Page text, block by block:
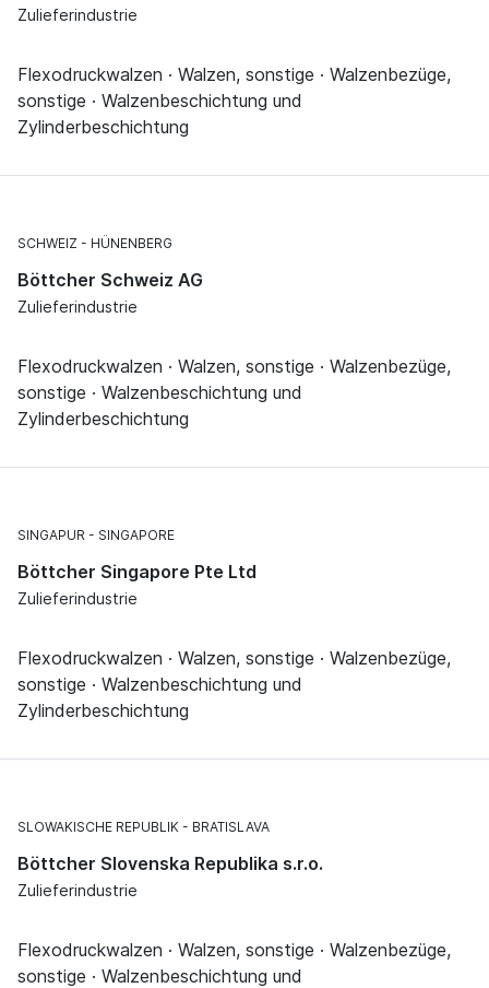
Zulieferindustrie
Flexodruckwalzen · Walzen, sonstige · Walzenbezüge,
sonstige · Walzenbeschichtung und
Zylinderbeschichtung
SCHWEIZ HÜNENBERG
Böttcher Schweiz AG
Zulieferindustrie
Flexodruckwalzen · Walzen, sonstige · Walzenbezüge,
sonstige · Walzenbeschichtung und
Zylinderbeschichtung
SINGAPUR SINGAPORE
Böttcher Singapore Pte Ltd
Zulieferindustrie
Flexodruckwalzen · Walzen, sonstige · Walzenbezüge,
sonstige · Walzenbeschichtung und
Zylinderbeschichtung
SLOWAKISCHE REPUBLIK BRATISLAVA
Böttcher Slovenska Republika s.r.o.
Zulieferindustrie
Flexodruckwalzen · Walzen, sonstige · Walzenbezüge,
sonstige · Walzenbeschichtung und